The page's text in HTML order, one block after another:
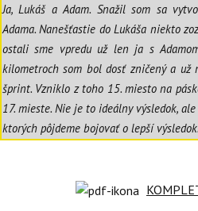
Ja, Lukáš a Adam. Snažil som sa
Adama. Nanešťastie do Lukáša niekto
ostali sme vpredu už len ja s
kilometroch som bol dosť zničený a už
šprint. Vzniklo z toho 15. miesto na
17. mieste. Nie je to ideálny výsledok,
ktorých pôjdeme bojovať o lepší